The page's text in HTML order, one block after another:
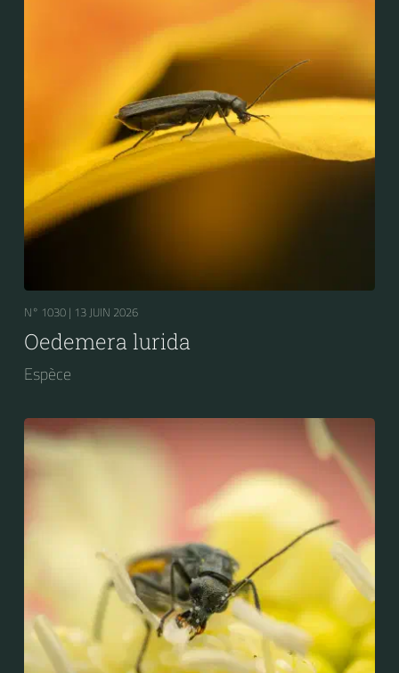
N° 1030 | 13 JUIN 2026
Oedemera lurida
Espèce